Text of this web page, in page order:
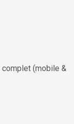
complet (mobile &